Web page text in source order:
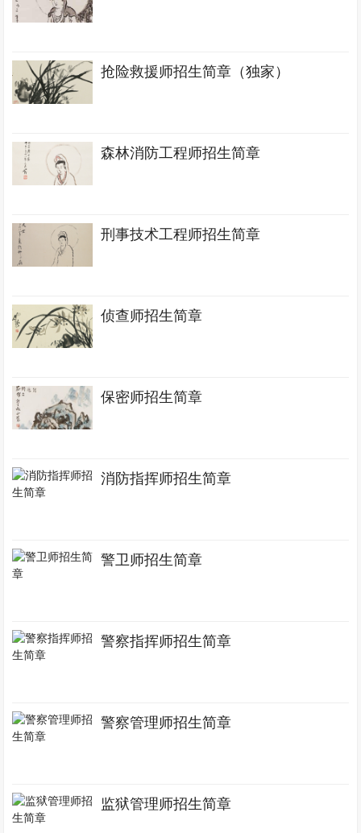
抢险救援师招生简章（独家）
森林消防工程师招生简章
刑事技术工程师招生简章
侦查师招生简章
保密师招生简章
消防指挥师招生简章
警卫师招生简章
警察指挥师招生简章
警察管理师招生简章
监狱管理师招生简章